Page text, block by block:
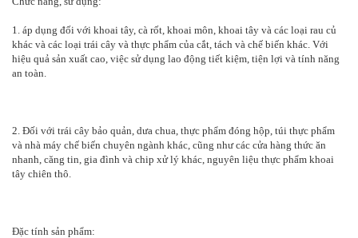
1. áp dụng đối với khoai tây, cà rốt, khoai môn, khoai tây và các loại rau củ
khác và các loại trái cây và thực phẩm của cắt, tách và chế biến khác. Với
hiệu quả sản xuất cao, việc sử dụng lao động tiết kiệm, tiện lợi và tính năng
an toàn.
2. Đối với trái cây bảo quản, dưa chua, thực phẩm đóng hộp, túi thực phẩm
và nhà máy chế biến chuyên ngành khác, cũng như các cửa hàng thức ăn
nhanh, căng tin, gia đình và chip xử lý khác, nguyên liệu thực phẩm khoai
tây chiên thô.
Đặc tính sản phẩm: